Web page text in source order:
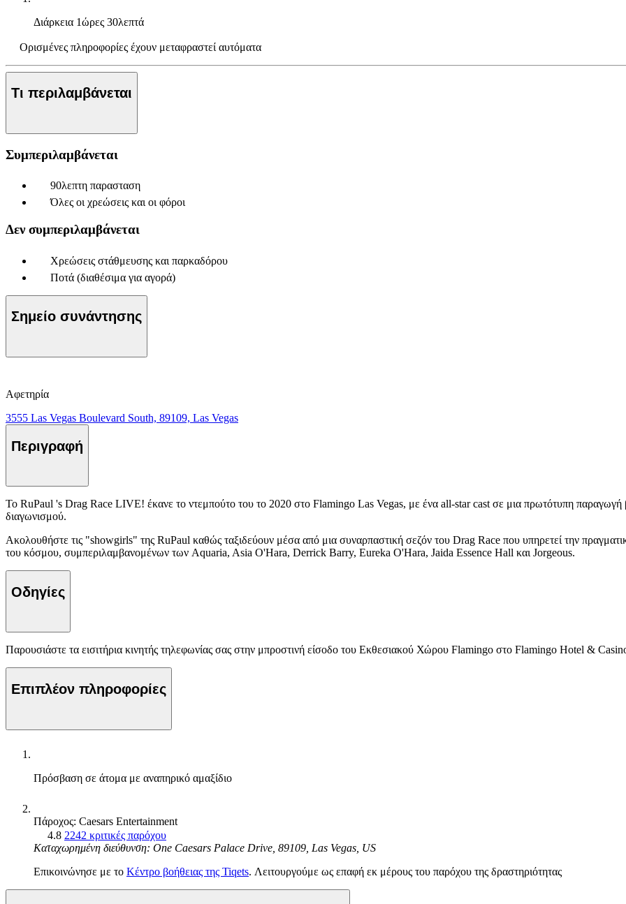
Διάρκεια 1ώρες 30λεπτά
Ορισμένες πληροφορίες έχουν μεταφραστεί αυτόματα
Τι περιλαμβάνεται
Συμπεριλαμβάνεται
90λεπτη παρασταση
Όλες οι χρεώσεις και οι φόροι
Δεν συμπεριλαμβάνεται
Χρεώσεις στάθμευσης και παρκαδόρου
Ποτά (διαθέσιμα για αγορά)
Σημείο συνάντησης
Αφετηρία
3555 Las Vegas Boulevard South, 89109, Las Vegas
Περιγραφή
Το RuPaul 's Drag Race LIVE! έκανε το ντεμπούτο του το 2020 στο Flamingo Las Vegas, με ένα all-star cast σε μια πρωτότυπη παραγωγή
διαγωνισμού.
Ακολουθήστε τις "showgirls" της RuPaul καθώς ταξιδεύουν μέσα από μια συναρπαστική σεζόν του Drag Race που υπηρετεί την
του κόσμου, συμπεριλαμβανομένων των Aquaria, Asia O'Hara, Derrick Barry, Eureka O'Hara, Jaida Essence Hall και Jorgeous.
Οδηγίες
Παρουσιάστε τα εισιτήρια κινητής τηλεφωνίας σας στην μπροστινή είσοδο του Εκθεσιακού Χώρου Flamingo στο Flamingo Hotel &
Επιπλέον πληροφορίες
Πρόσβαση σε άτομα με αναπηρικό αμαξίδιο
Πάροχος: Caesars Entertainment
4.8 2242 κριτικές παρόχου
Καταχωρημένη διεύθυνση: One Caesars Palace Drive, 89109, Las Vegas, US
Επικοινώνησε με το Κέντρο βοήθειας της Tiqets. Λειτουργούμε ως επαφή εκ μέρους του παρόχου της δραστηριότητας